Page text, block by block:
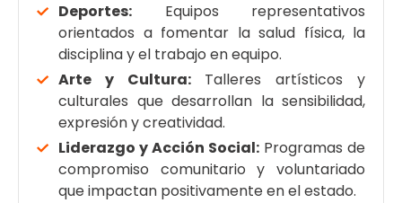
Deportes: Equipos representativos
orientados a fomentar la salud física, la
disciplina y el trabajo en equipo.
Arte y Cultura:Talleres artísticos y
culturales que desarrollan la sensibilidad,
expresión y creatividad.
Liderazgo y Acción Social: Programas de
compromiso comunitario y voluntariado
que impactan positivamente en el estado.